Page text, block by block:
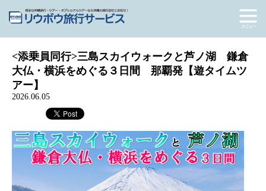
<添乗員同行>三島スカイウォークと芦ノ湖 鎌倉
大仏・横浜をめぐる３日間 那覇発【遊タイムツ
アー】
2026.06.05